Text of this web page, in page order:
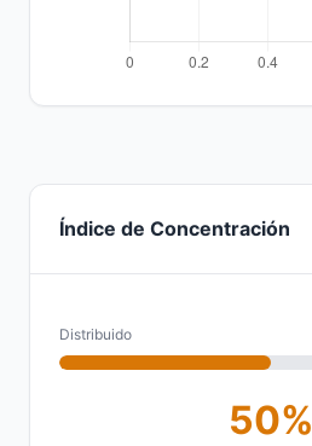
Índice de Concentración
Distribuido
50%